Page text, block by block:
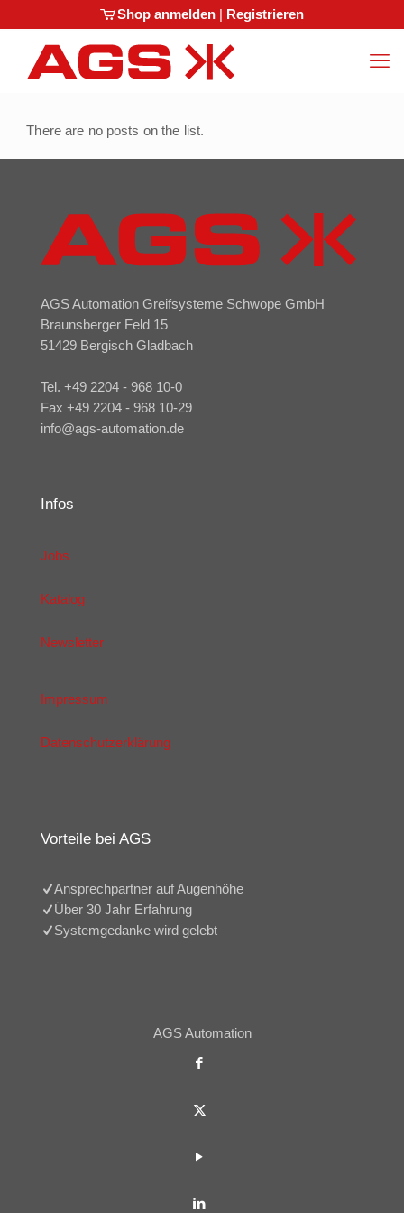
Shop anmelden | Registrieren
There are no posts on the list.
AGS Automation Greifsysteme Schwope GmbH
Braunsberger Feld 15
51429 Bergisch Gladbach
Tel. +49 2204 - 968 10-0
Fax +49 2204 - 968 10-29
info@ags-automation.de
Infos
Jobs
Katalog
Newsletter
Impressum
Datenschutzerklärung
Vorteile bei AGS
Ansprechpartner auf Augenhöhe
Über 30 Jahr Erfahrung
Systemgedanke wird gelebt
AGS Automation